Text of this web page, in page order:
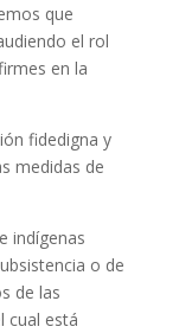
que
el rol
en la
fidedigna y
medidas de
indígenas
o de
de las
cual está